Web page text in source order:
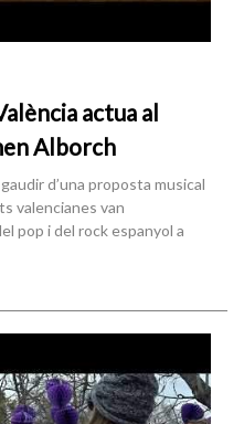
actua al
Alborch
d’una proposta musical
valencianes van
pop i del rock espanyol a